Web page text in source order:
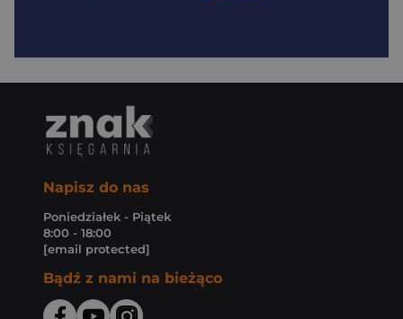
Napisz do nas
Poniedziałek - Piątek
8:00 - 18:00
[email protected]
Bądź z nami na bieżąco